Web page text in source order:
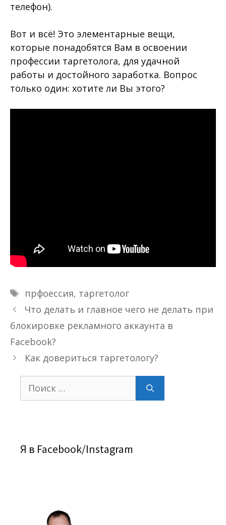
телефон).
Вот и всё! Это элементарные вещи,
которые понадобятся Вам в освоении
профессии таргетолога, для удачной
работы и достойного заработка. Вопрос
только один: хотите ли Вы этого?
Метки
прфоессия, таргетолог
Что делать и главное чего не делать при
блокировке рекламного аккаунта в
Facebook?
Как довериться таргетологу?
Я в Facebook/Instagram